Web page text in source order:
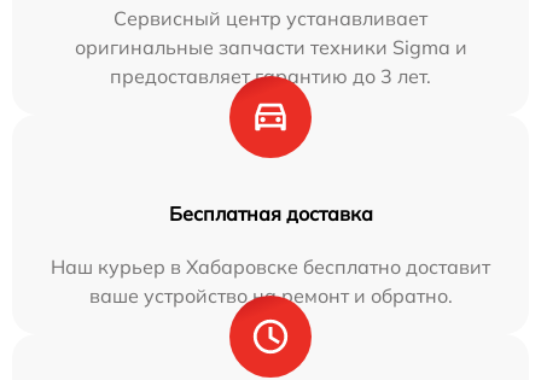
Сервисный центр устанавливает
оригинальные запчасти техники Sigma и
предоставляет гарантию до 3 лет.
Бесплатная доставка
Наш курьер в Хабаровске бесплатно доставит
ваше устройство на ремонт и обратно.